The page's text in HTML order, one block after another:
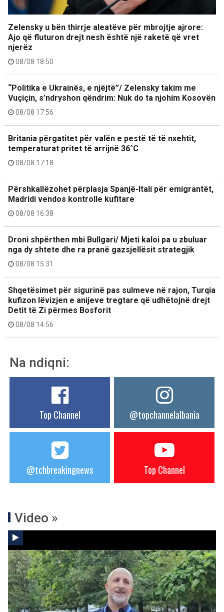
Zelensky u bën thirrje aleatëve për mbrojtje ajrore:
Ajo që fluturon drejt nesh është një raketë që vret
njerëz
08/08 18:50
“Politika e Ukrainës, e njëjtë”/ Zelensky takim me
Vuçiçin, s’ndryshon qëndrim: Nuk do ta njohim Kosovën
08/08 17:56
Britania përgatitet për valën e pestë të të nxehtit,
temperaturat pritet të arrijnë 36°C
08/08 17:18
Përshkallëzohet përplasja Spanjë-Itali për emigrantët,
Madridi vendos kontrolle kufitare
08/08 16:38
Droni shpërthen mbi Bullgari/ Mjeti kaloi pa u zbuluar
nga dy shtete dhe ra pranë gazsjellësit strategjik
08/08 15:31
Shqetësimet për sigurinë pas sulmeve në rajon, Turqia
kufizon lëvizjen e anijeve tregtare që udhëtojnë drejt
Detit të Zi përmes Bosforit
08/08 14:56
Na ndiqni:
Top Channel @topchannelalbania
@tchbreakingnews Top Channel
Video »